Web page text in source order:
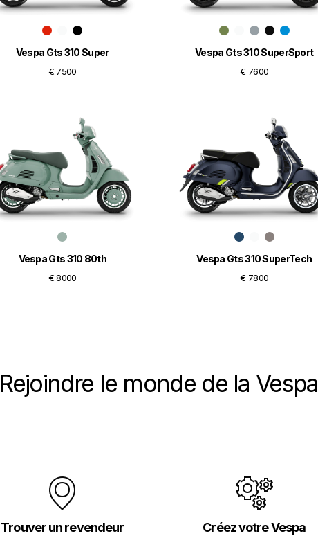
Vespa Gts 310 Super
€ 7500
Vespa Gts 310 SuperSport
€ 7600
Vespa Gts 310 80th
€ 8000
Vespa Gts 310 SuperTech
€ 7800
Rejoindre le monde de la Vespa
Trouver un revendeur Créez votre Vespa